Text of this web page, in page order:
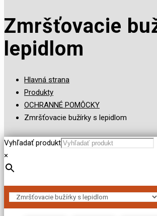
Zmršťovacie
lepidlom
Hlavná strana
Produkty
OCHRANNÉ POMÔCKY
Zmršťovacie bužírky s lepidlom
Vyhľadať produkt
×